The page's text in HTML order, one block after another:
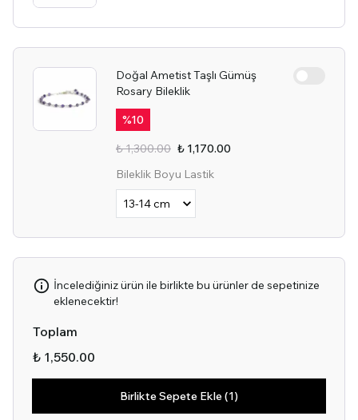
Doğal Ametist Taşlı Gümüş
Rosary Bileklik
%10
₺ 1,300.00 ₺ 1,170.00
Bileklik Boyu Lastik
İncelediğiniz ürün ile birlikte bu ürünler de sepetinize
eklenecektir!
Toplam
₺ 1,550.00
Birlikte Sepete Ekle (1)